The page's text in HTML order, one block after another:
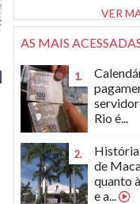
VER
AS MAIS
1.
Rio é...
2.
História
de
quanto
e a...